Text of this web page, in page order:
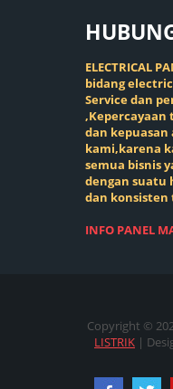
ELECTRICAL
bidang
Service dan
dan
kami,karena
semua bisnis
dengan suatu
dan konsisten
INFO PANEL
Copyright ©
LISTRIK |